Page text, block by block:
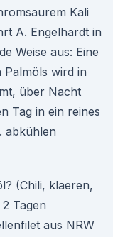
Kali
A. Engelhardt in
Weise aus: Eine
Palmöls wird in
über Nacht
Tag in ein reines
abkühlen
(Chili, klaeren,
Tagen
aus NRW